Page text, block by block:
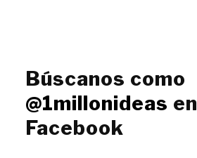
Búscanos como
@1millonideas en
Facebook